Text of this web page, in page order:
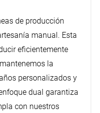
de producción
manual. Esta
eficientemente
la
personalizados y
dual garantiza
con nuestros